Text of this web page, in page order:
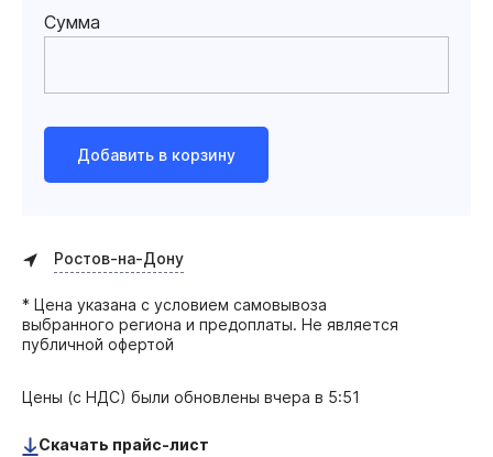
Сумма
Добавить в корзину
Ростов-на-Дону
* Цена указана с условием самовывоза
выбранного региона и предоплаты. Не является
публичной офертой
Цены (с НДС) были обновлены вчера в 5:51
Скачать прайс-лист